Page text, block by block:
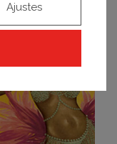
Ajustes